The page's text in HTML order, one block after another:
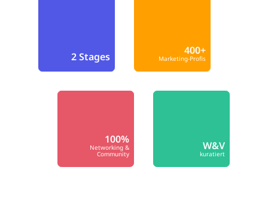
2 Stages 400+
Marketing-Profis
100%
Networking &
Community
W&V
kuratiert